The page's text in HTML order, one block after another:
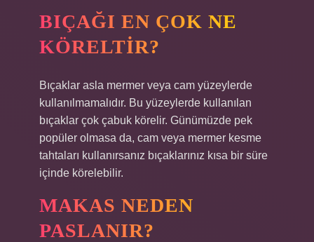
BIÇAĞI EN ÇOK NE
KÖRELTIR?
Bıçaklar asla mermer veya cam yüzeylerde
kullanılmamalıdır. Bu yüzeylerde kullanılan
bıçaklar çok çabuk körelir. Günümüzde pek
popüler olmasa da, cam veya mermer kesme
tahtaları kullanırsanız bıçaklarınız kısa bir süre
içinde körelebilir.
MAKAS NEDEN
PASLANIR?